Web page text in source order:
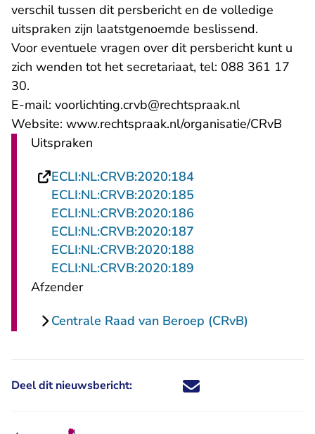
verschil tussen dit persbericht en de volledige
uitspraken zijn laatstgenoemde beslissend.
Voor eventuele vragen over dit persbericht kunt u
zich wenden tot het secretariaat, tel: 088 361 17
30.
E-mail: voorlichting.crvb@rechtspraak.nl
Website: www.rechtspraak.nl/organisatie/CRvB
Uitspraken
ECLI:NL:CRVB:2020:184
ECLI:NL:CRVB:2020:185
ECLI:NL:CRVB:2020:186
ECLI:NL:CRVB:2020:187
ECLI:NL:CRVB:2020:188
ECLI:NL:CRVB:2020:189
Afzender
Centrale Raad van Beroep (CRvB)
Deel dit nieuwsbericht: Deel dit nieuwsbericht via X -
Deel dit nieuwsbericht via
Deel dit nieuwsbericht
Deel dit